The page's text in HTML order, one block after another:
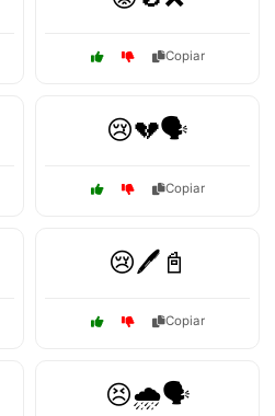
Copiar
😢💔🗣️
Copiar
😢🖊️📓
Copiar
😣🌧️🗣️